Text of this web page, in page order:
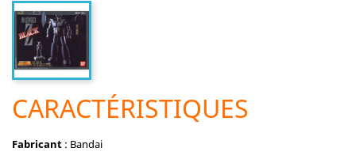
CARACTÉRISTIQUES
Fabricant : Bandai